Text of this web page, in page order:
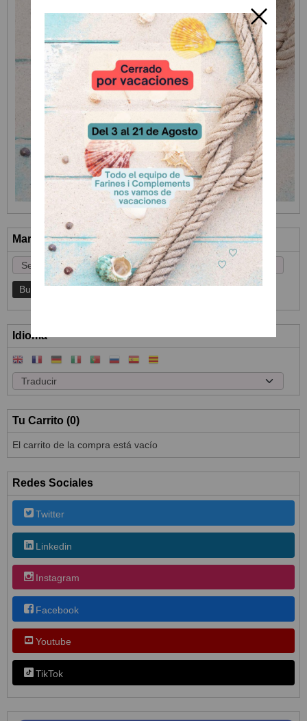
Marcas
Idioma
Tu Carrito (0)
El carrito de la compra está vacío
Redes Sociales
Twitter
Linkedin
Instagram
Facebook
Youtube
TikTok